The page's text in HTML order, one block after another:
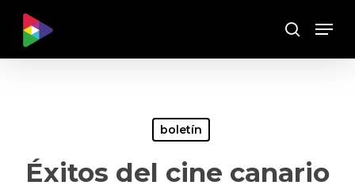
main
Buscar
Menu
boletín
Éxitos del cine canario